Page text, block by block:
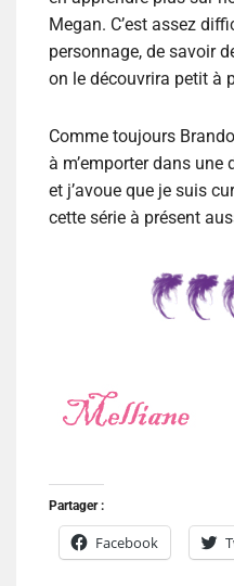
Megan. C’est assez
personnage, de savoir
on le découvrira petit à
Comme toujours
à m’emporter dans une
et j’avoue que je suis
cette série à présent
Partager :
Facebook